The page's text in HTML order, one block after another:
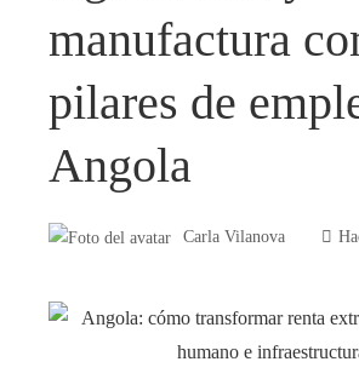
manufactura
pilares de
Angola
Carla Vilanova